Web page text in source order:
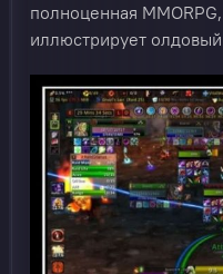
полноценная
иллюстрирует